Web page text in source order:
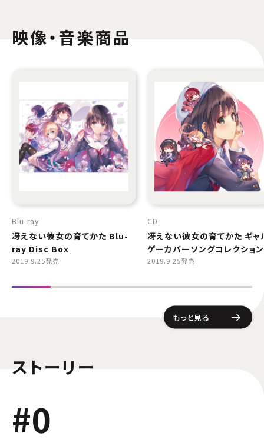
映像・音楽商品
Blu-ray
冴えない彼女の育てかた Blu-
ray Disc Box
2019.9.25発売
CD
冴えない彼女の育てかた ギャ
ゲーカバーソングコレクション
2019.9.25発売
もっと見る
ストーリー
#0